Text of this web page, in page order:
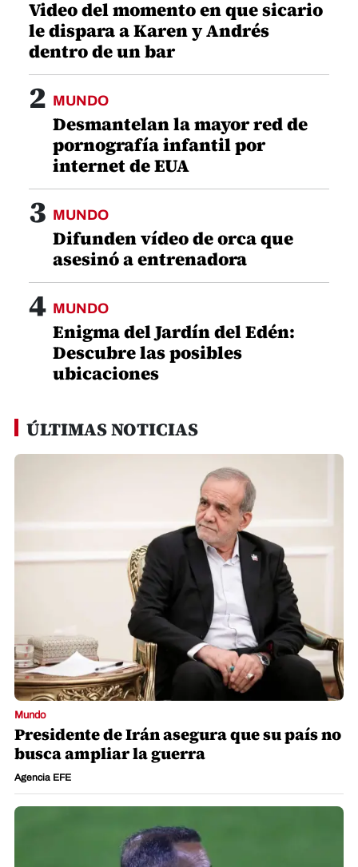
Video del momento en que sicario
le dispara a Karen y Andrés
dentro de un bar
2 MUNDO
Desmantelan la mayor red de
pornografía infantil por
internet de EUA
3 MUNDO
Difunden vídeo de orca que
asesinó a entrenadora
4 MUNDO
Enigma del Jardín del Edén:
Descubre las posibles
ubicaciones
ÚLTIMAS NOTICIAS
Mundo
Presidente de Irán asegura que su país no
busca ampliar la guerra
Agencia EFE